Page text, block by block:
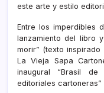
este arte y estilo
Entre los imperdibles
lanzamiento del libro
morir” (texto
La Vieja Sapa
inaugural “Brasil
editoriales cartoneras”